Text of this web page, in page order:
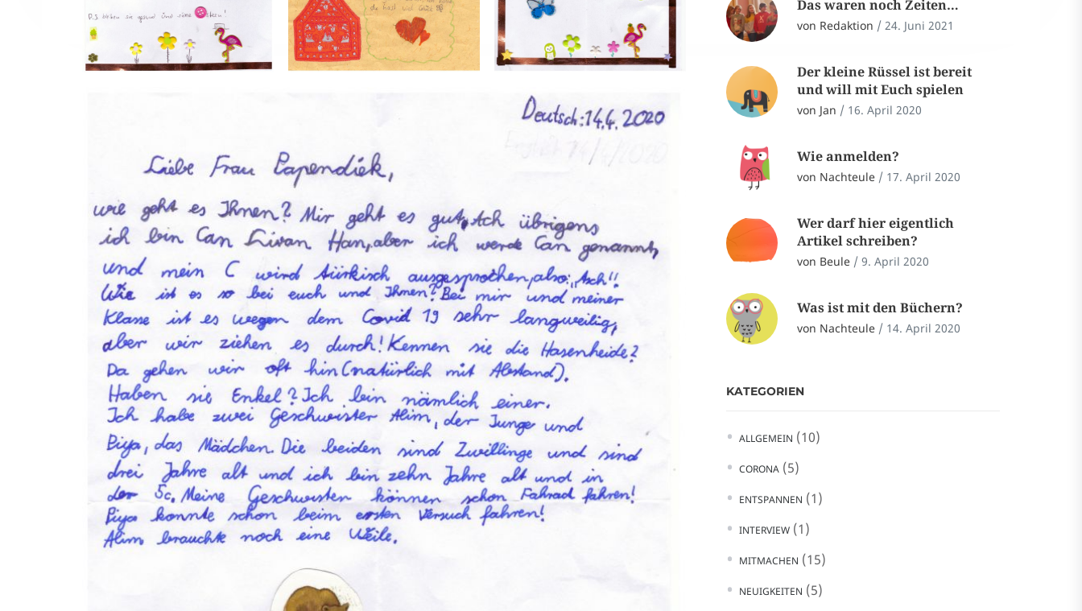
Das waren noch Zeiten…
von Redaktion / 24. Juni 2021
Der kleine Rüssel ist bereit
und will mit Euch spielen
von Jan / 16. April 2020
Wie anmelden?
von Nachteule / 17. April 2020
Wer darf hier eigentlich
Artikel schreiben?
von Beule / 9. April 2020
Was ist mit den Büchern?
von Nachteule / 14. April 2020
KATEGORIEN
ALLGEMEIN (10)
CORONA (5)
ENTSPANNEN (1)
INTERVIEW (1)
MITMACHEN (15)
NEUIGKEITEN (5)